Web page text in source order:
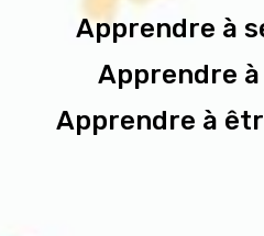
Apprendre à
Apprendre
Apprendre à